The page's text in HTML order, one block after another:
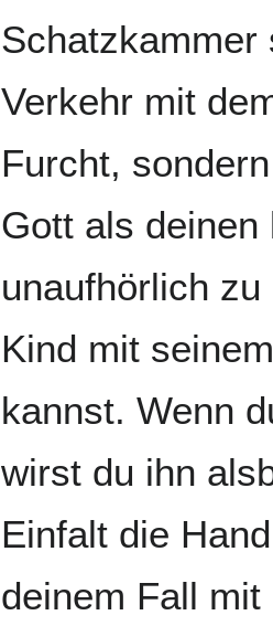
Schatzkammer
Verkehr mit
Furcht,
Gott als deinen
unaufhörlich
Kind mit
kannst. Wenn
wirst du ihn
Einfalt die
deinem Fall